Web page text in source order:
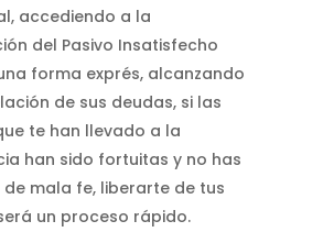
accediendo a la
del Pasivo Insatisfecho
forma exprés, alcanzando
de sus deudas, si las
te han llevado a la
han sido fortuitas y no has
mala fe, liberarte de tus
un proceso rápido.